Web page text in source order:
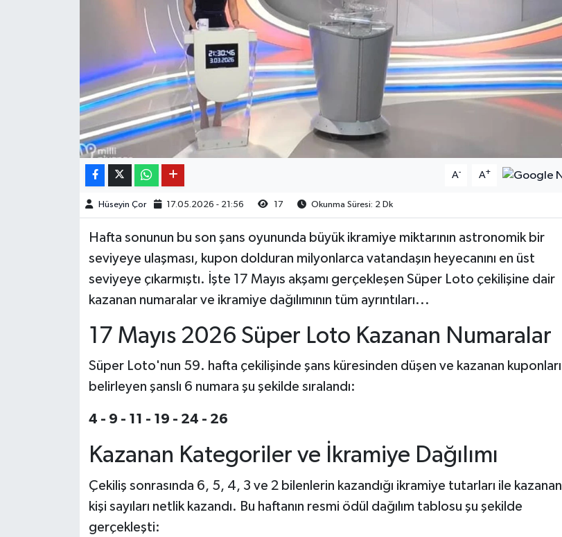
A- A+
Hüseyin Çor 17.05.2026 - 21:56 17 Okunma Süresi: 2 Dk
Hafta sonunun bu son şans oyununda büyük ikramiye miktarının astronomik bir
seviyeye ulaşması, kupon dolduran milyonlarca vatandaşın heyecanını en üst
seviyeye çıkarmıştı. İşte 17 Mayıs akşamı gerçekleşen Süper Loto çekilişine dair
kazanan numaralar ve ikramiye dağılımının tüm ayrıntıları...
17 Mayıs 2026 Süper Loto Kazanan Numaralar
Süper Loto'nun 59. hafta çekilişinde şans küresinden düşen ve kazanan kuponları
belirleyen şanslı 6 numara şu şekilde sıralandı:
4 - 9 - 11 - 19 - 24 - 26
Kazanan Kategoriler ve İkramiye Dağılımı
Çekiliş sonrasında 6, 5, 4, 3 ve 2 bilenlerin kazandığı ikramiye tutarları ile kazanan
kişi sayıları netlik kazandı. Bu haftanın resmi ödül dağılım tablosu şu şekilde
gerçekleşti: